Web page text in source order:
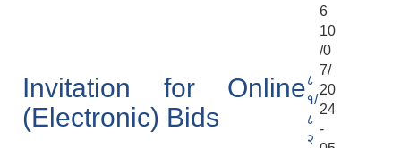
6
Invitation for Online
(Electronic) Bids
८
१/
८
२
10
/0
7/
20
24
-